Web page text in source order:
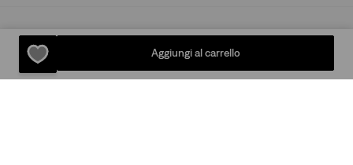
Aggiungi al carrello
Our Brands